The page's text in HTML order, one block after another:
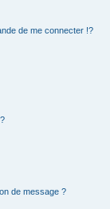
de me connecter !?
de message ?